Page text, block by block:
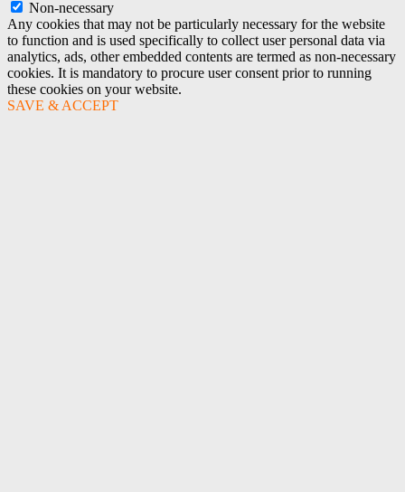
Non-necessary
Any cookies that may not be particularly necessary for the website
to function and is used specifically to collect user personal data via
analytics, ads, other embedded contents are termed as non-necessary
cookies. It is mandatory to procure user consent prior to running
these cookies on your website.
SAVE & ACCEPT